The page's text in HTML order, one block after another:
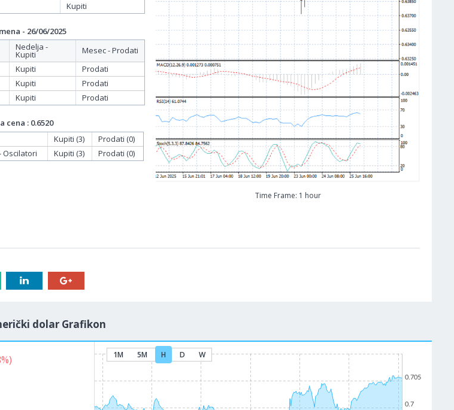
Time Frame: 1 hour
Kupiti
- 26/06/2025
Nedelja -
Kupiti
Mesec - Prodati
Kupiti
Prodati
Kupiti
Prodati
Kupiti Prodati
cena : 0.6520
Kupiti (3)
Prodati (0)
Oscilatori
Kupiti (3) Prodati (0)
dolar Grafikon
1M 5M H D W
0.7
0.705